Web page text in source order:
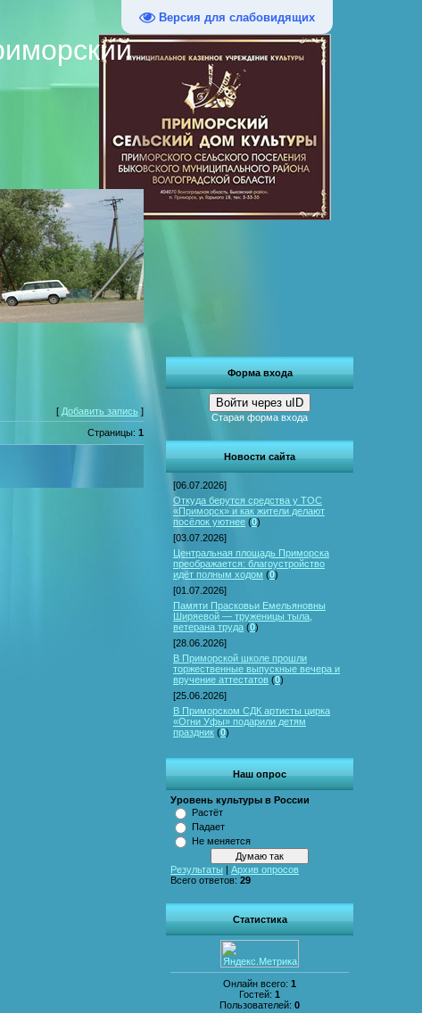
Версия для слабовидящих
Форма входа
Войти через uID
Старая форма входа
Новости сайта
[06.07.2026]
Откуда берутся средства у ТОС
«Приморск» и как жители делают
посёлок уютнее (0)
[03.07.2026]
Центральная площадь Приморска
преображается: благоустройство
идёт полным ходом (0)
[01.07.2026]
Памяти Прасковьи Емельяновны
Ширяевой — труженицы тыла,
ветерана труда (0)
[28.06.2026]
В Приморской школе прошли
торжественные выпускные вечера и
вручение аттестатов (0)
[25.06.2026]
В Приморском СДК артисты цирка
«Огни Уфы» подарили детям
праздник (0)
Наш опрос
Уровень культуры в России
Растёт
Падает
Не меняется
Результаты | Архив опросов
Всего ответов: 29
Статистика
Онлайн всего: 1
Гостей: 1
Пользователей: 0
[ Добавить запись ]
Страницы: 1